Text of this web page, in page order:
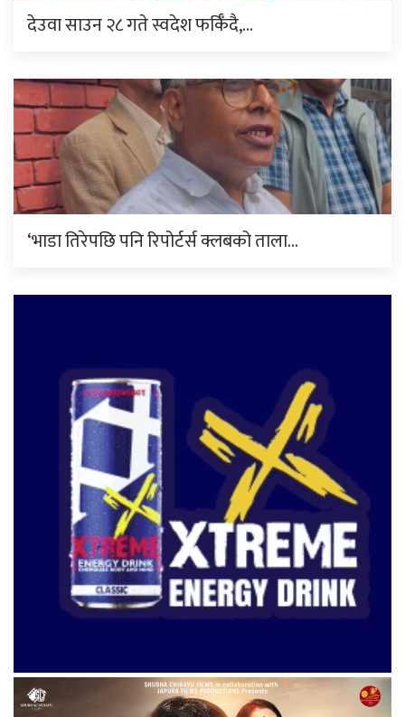
देउवा साउन २८ गते स्वदेश फर्किँदै,…
‘भाडा तिरेपछि पनि रिपोर्टर्स क्लबको ताला…